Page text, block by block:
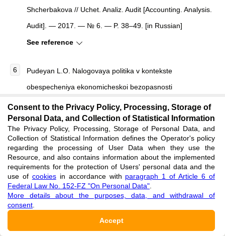
Shcherbakova // Uchet. Analiz. Audit [Accounting. Analysis.
Audit]. — 2017. — № 6. — P. 38–49. [in Russian]
See reference
Pudeyan L.O. Nalogovaya politika v kontekste
obespecheniya ekonomicheskoi bezopasnosti
predpriyatiya [Tax Policy in the Context of Ensuring the
Economic Security of an Enterprise] / L.O. Pudeyan, N.A.
Kovtun // Vestnik Akademii znanii [Bulletin of the Academy
of Knowledge]. — 2023. — № 1. — P. 330–335. [in
Russian]
See reference
Zaika V.S. Nalogovie riski: ponyatie, identifikatsiya i
Consent to the Privacy Policy, Processing, Storage of
Personal Data, and Collection of Statistical Information
The Privacy Policy, Processing, Storage of Personal Data, and
Collection of Statistical Information defines the Operator's policy
regarding the processing of User Data when they use the
Resource, and also contains information about the implemented
requirements for the protection of Users' personal data and the
use of cookiesin accordance with paragraph 1 of Article 6 of
Federal Law No. 152-FZ "On Personal Data"
More details about the purposes, data, and withdrawal of
consent
Accept